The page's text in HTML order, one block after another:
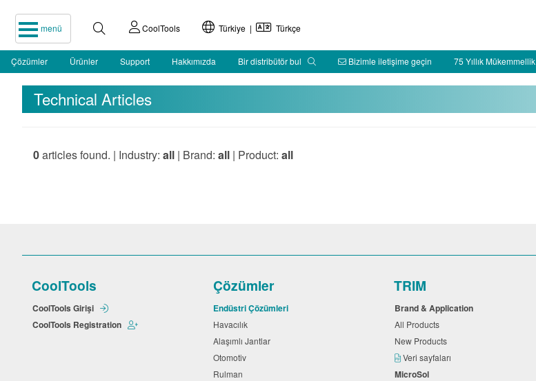
menü CoolTools Türkiye | Türkçe
Çözümler Ürünler Support Hakkımızda Bir distribütör bul Bizimle iletişime geçin 75 Yıllık Mükemmellik
Technical Articles
0articles found. | Industry: all | Brand: all | Product: all
CoolTools
CoolTools Girişi
CoolTools Registration
Çözümler
Endüstri Çözümleri
Havacılık
Alaşımlı Jantlar
Otomotiv
Rulman
TRIM
Brand & Application
All Products
New Products
Veri sayfaları
MicroSol